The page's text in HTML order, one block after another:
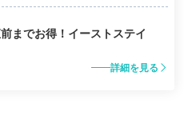
までお得！イーストステイ
詳細を見る